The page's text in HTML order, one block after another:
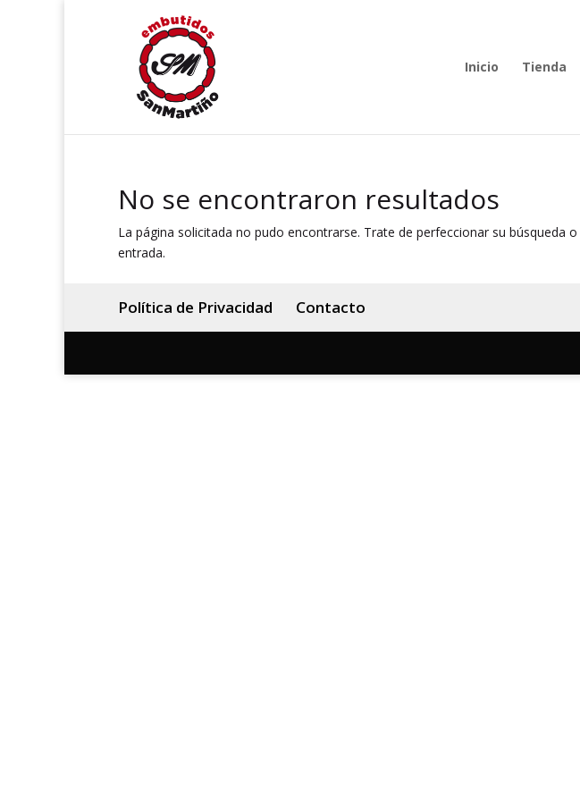
Inicio Tienda
No se encontraron resultados
La página solicitada no pudo encontrarse. Trate de perfeccionar su búsqueda
entrada.
Política de Privacidad Contacto